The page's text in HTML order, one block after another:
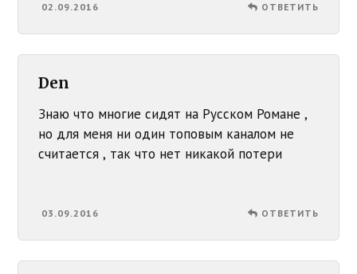
02.09.2016 ОТВЕТИТЬ
Den
Знаю что многие сидят на Русском Романе ,
но для меня ни один топовым каналом не
считается , так что нет никакой потери
03.09.2016 ОТВЕТИТЬ